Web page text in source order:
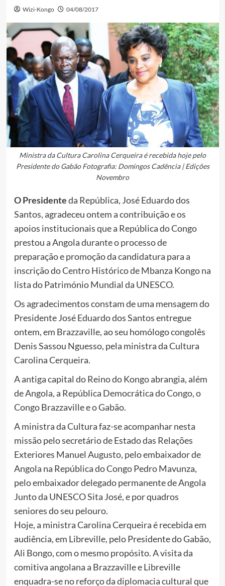
Wizi-Kongo 04/08/2017
Ministra da Cultura Carolina Cerqueira é recebida hoje pelo
Presidente do Gabão Fotografia: Domingos Cadência | Edições
Novembro
O Presidenteda República, José Eduardo dos
Santos, agradeceu ontem a contribuição e os
apoios institucionais que a República do Congo
prestou a Angola durante o processo de
preparação e promoção da candidatura para a
inscrição do Centro Histórico de Mbanza Kongo na
lista do Património Mundial da UNESCO.
Os agradecimentos constam de uma mensagem do
Presidente José Eduardo dos Santos entregue
ontem, em Brazzaville, ao seu homólogo congolês
Denis Sassou Nguesso, pela ministra da Cultura
Carolina Cerqueira.
A antiga capital do Reino do Kongo abrangia, além
de Angola, a República Democrática do Congo, o
Congo Brazzaville e o Gabão.
A ministra da Cultura faz-se acompanhar nesta
missão pelo secretário de Estado das Relações
Exteriores Manuel Augusto, pelo embaixador de
Angola na República do Congo Pedro Mavunza,
pelo embaixador delegado permanente de Angola
Junto da UNESCO Sita José, e por quadros
seniores do seu pelouro.
Hoje, a ministra Carolina Cerqueira é recebida em
audiência, em Libreville, pelo Presidente do Gabão,
Ali Bongo, com o mesmo propósito. A visita da
comitiva angolana a Brazzaville e Libreville
enquadra-se no reforço da diplomacia cultural que